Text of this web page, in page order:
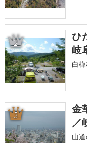
2
ひ
岐
白
3
金
／
山